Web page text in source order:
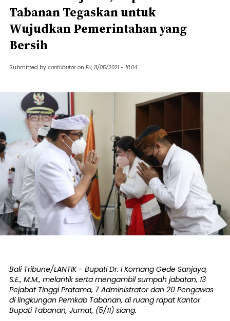
Tabanan Tegaskan untuk
Wujudkan Pemerintahan yang
Bersih
Submitted by contributor on Fri, 11/05/2021 - 18:04
Bali Tribune/LANTIK - Bupati Dr. I Komang Gede Sanjaya,
S.E., M.M., melantik serta mengambil sumpah jabatan, 13
Pejabat Tinggi Pratama, 7 Administrator dan 20 Pengawas
di lingkungan Pemkab Tabanan, di ruang rapat Kantor
Bupati Tabanan, Jumat, (5/11) siang.